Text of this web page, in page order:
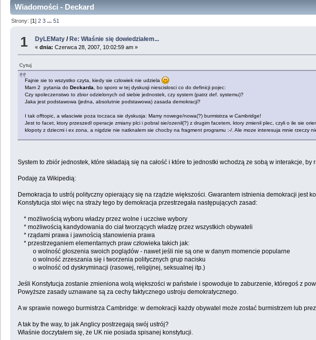
Wiadomości - Deckard
Strony: [1]2 3 ...51
1 DyLEMaty / Re: Właśnie się dowiedziałem...
«dnia: Czerwca 28, 2007, 10:02:59 am »
Cytuj
Fajnie sie to wszystko czyta, kiedy sie czlowiek nie udziela
Mam 2 pytania do Deckarda , bo sporo w tej dyskusji niescislosci co do definicji pojec:
Czy spoleczenstwo to zbior odzielonych od siebie jednostek, czy system (patrz def. systemu)?
Jaka jest podstawowa (jedna, absolutnie podstawowa) zasada demokracji?
I tak offtopic, a wlasciwie poza toczaca sie dyskusja: Mamy nowege/nowa(?) burmistrza w Cambridge!
Jest to facet, ktory przeszedl operacje zmiany plci i pobral sie/ozenil(?) z drugim facetem, ktory zmienil plec, czyli o ile sie
klopoty z dziecmi i ex zona, a nigdzie nie natknalem sie chocby na fragment programu :-/. Ale moze interesuja mnie rzeczy
System to zbiór jednostek, które składają się na całość i które to jednostki wchodzą ze sobą w interakcje, by
Podaję za Wikipedią:
Demokracja to ustrój polityczny opierający się na rządzie większości. Gwarantem istnienia demokracji jest
Konstytucja stoi więc na straży tego by demokracja przestrzegała następujących zasad:
* możliwością wyboru władzy przez wolne i uczciwe wybory
* możliwością kandydowania do ciał tworzących władzę przez wszystkich obywateli
* rządami prawa i jawnością stanowienia prawa
* przestrzeganiem elementarnych praw człowieka takich jak:
o wolność głoszenia swoich poglądów - nawet jeśli nie są one w danym momencie popularne
o wolność zrzeszania się i tworzenia politycznych grup nacisku
o wolność od dyskryminacji (rasowej, religijnej, seksualnej itp.)
Jeśli Konstytucja zostanie zmieniona wolą większości w państwie i spowoduje to zaburzenie, któregoś z
Powyższe zasady uznawane są za cechy faktycznego ustroju demokratycznego.
A w sprawie nowego burmistrza Cambridge: w demokracji każdy obywatel może zostać burmistrzem lub
A tak by the way, to jak Anglicy postrzegają swój ustrój?
Właśnie doczytałem się, że UK nie posiada spisanej konstytucji.